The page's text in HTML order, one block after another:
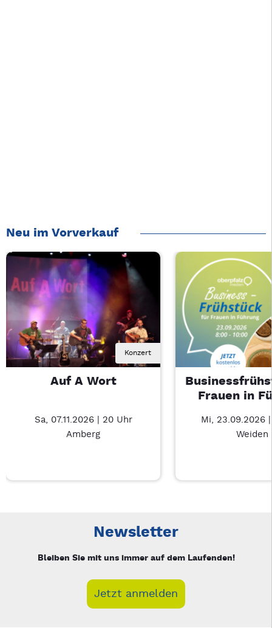
Neu im Vorverkauf
Konzert
Auf A Wort
Sa, 07.11.2026 | 20 Uhr
Amberg
Frauen in
Mi, 23.09.2026
Weiden
Newsletter
Bleiben Sie mit uns immer auf dem Laufenden!
Jetzt anmelden